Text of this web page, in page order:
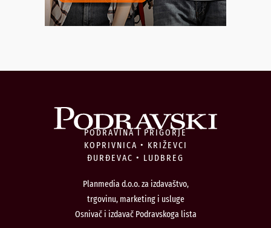
PODRAVINA I PRIGORJE
KOPRIVNICA • KRIŽEVCI
ĐURĐEVAC • LUDBREG
Planmedia d.o.o. za izdavaštvo,
trgovinu, marketing i usluge
Osnivač i izdavač Podravskoga lista